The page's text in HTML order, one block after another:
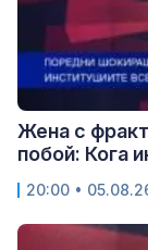
Жена с
побой: Кога
20:00 •